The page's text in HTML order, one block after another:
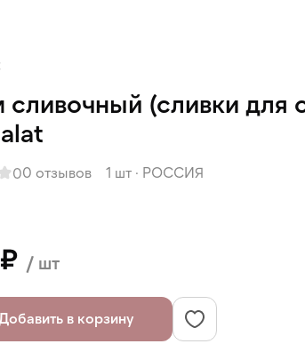
(сливки для
00 отзывов 1 шт · РОССИЯ
/ шт
в корзину